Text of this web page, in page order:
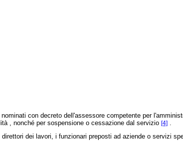
con decreto dell'assessore competente per
, nonché per sospensione o cessazione dal servizio [4] .
dei lavori, i funzionari preposti ad aziende o servizi